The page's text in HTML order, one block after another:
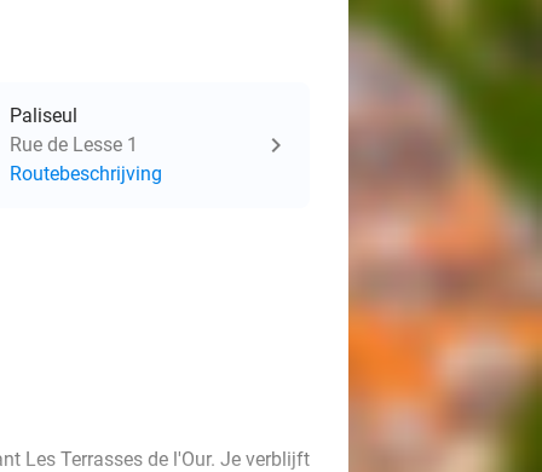
Paliseul
Rue de Lesse 1
Routebeschrijving
Les Terrasses de l'Our. Je verblijft